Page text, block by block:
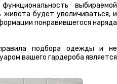
выбираемой
будет увеличиваться, и
понравившегося наряда
подбора одежды и не
вашего гардероба является